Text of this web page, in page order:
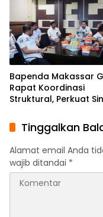
Bapenda Makassar
Rapat Koordinasi
Struktural, Perkuat
Pendapatan Daerah
Tinggalkan
Alamat email Anda
wajib ditandai *